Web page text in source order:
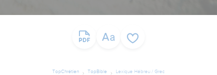
TopChrétien TopBible Lexique Hébreu / Grec